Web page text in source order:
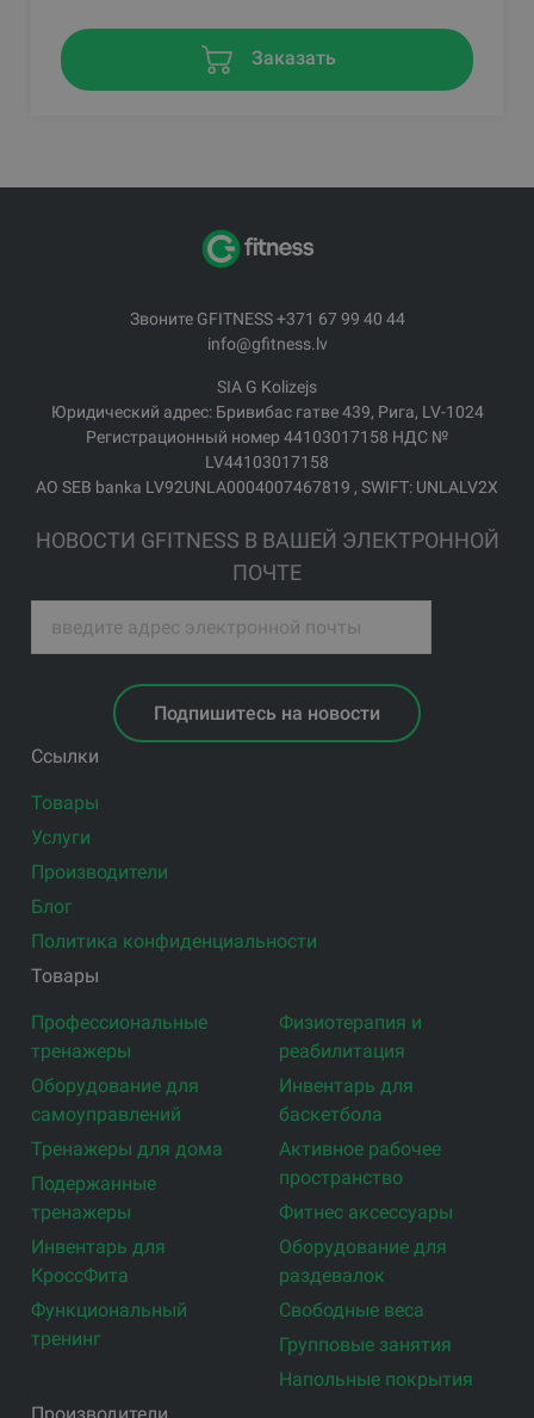
Заказать
Звоните GFITNESS +371 67 99 40 44
info@gfitness.lv
SIA G Kolizejs
Юридический адрес: Бривибас гатве 439, Рига, LV-1024
Регистрационный номер 44103017158 НДС №
LV44103017158
АО SEB banka LV92UNLA0004007467819 , SWIFT: UNLALV2X
НОВОСТИ GFITNESS В ВАШЕЙ ЭЛЕКТРОННОЙ
ПОЧТЕ
Подпишитесь на новости
Ссылки
Товары
Услуги
Производители
Блог
Политика конфиденциальности
Товары
Профессиональные
тренажеры
Оборудование для
самоуправлений
Тренажеры для дома
Подержанные
тренажеры
Инвентарь для
КроссФита
Функциональный
тренинг
Физиотерапия и
реабилитация
Инвентарь для
баскетбола
Активное рабочее
пространство
Фитнес аксессуары
Оборудование для
раздевалок
Свободные веса
Групповые занятия
Напольные покрытия